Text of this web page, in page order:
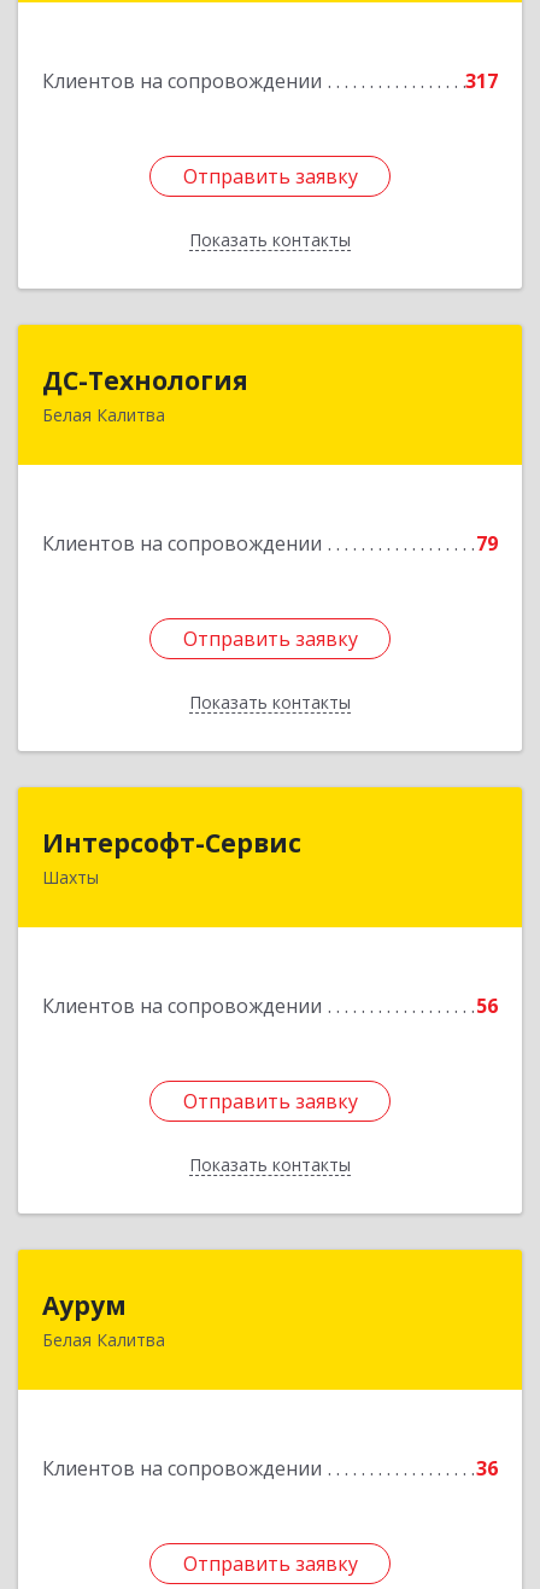
Клиентов на сопровождении 317
Отправить заявку
Показать контакты
Подробнее
Отправить заявку
Назад
ДС-Технология
Белая Калитва
Клиентов на сопровождении 79
Отправить заявку
Показать контакты
347045, Ростовская обл, Белокалитвинский р-н,
Отправить заявку
Назад
Интерсофт-Сервис
Шахты
Клиентов на сопровождении 56
Отправить заявку
Показать контакты
346480, Ростовская обл, Шахты г, Советская ул,
Отправить заявку
Назад
Аурум
Белая Калитва
Клиентов на сопровождении 36
Отправить заявку
347044, Ростовская обл, Белокалитвинский р-н,
Отправить заявку